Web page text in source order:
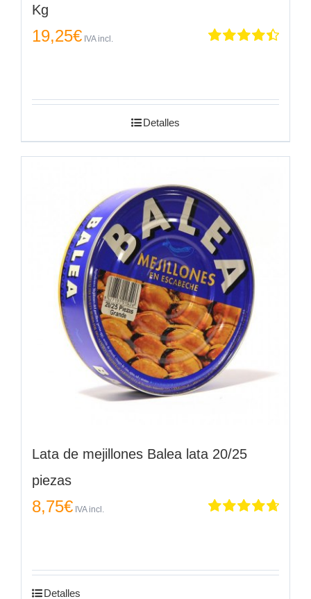
Kg
19,25€ IVA incl.
Detalles
Lata de mejillones Balea lata 20/25
piezas
8,75€ IVA incl.
Detalles